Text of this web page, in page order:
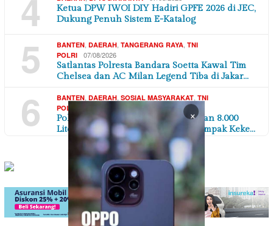
4
Ketua DPW IWOI DIY Hadiri GPFE 2026 di JEC,
Dukung Penuh Sistem E-Katalog
5 BANTEN DAERAH TANGERANG RAYA TNI
POLRI
07/08/2026
Satlantas Polresta Bandara Soetta Kawal Tim
Chelsea dan AC Milan Legend Tiba di Jakar…
6 BANTEN DAERAH SOSIAL MASYARAKAT TNI
POLRI
Polres Serang Polda Banten Salurkan 8.000
Liter Air Bersih untuk Warga Terdampak Keke…
×